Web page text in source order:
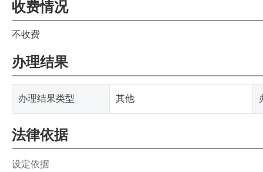
收费情况
不收费
办理结果
办理结果类型 其他
法律依据
设定依据